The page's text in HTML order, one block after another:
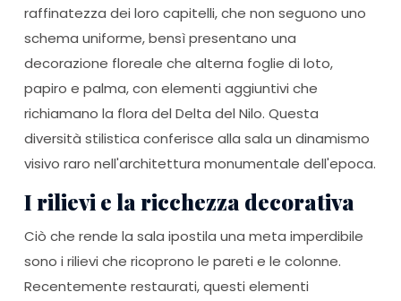
raffinatezza dei loro capitelli, che non seguono uno
schema uniforme, bensì presentano una
decorazione floreale che alterna foglie di loto,
papiro e palma, con elementi aggiuntivi che
richiamano la flora del Delta del Nilo. Questa
diversità stilistica conferisce alla sala un dinamismo
visivo raro nell'architettura monumentale dell'epoca.
I rilievi e la ricchezza decorativa
Ciò che rende la sala ipostila una meta imperdibile
sono i rilievi che ricoprono le pareti e le colonne.
Recentemente restaurati, questi elementi